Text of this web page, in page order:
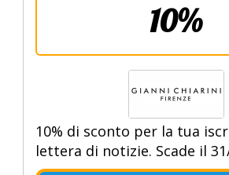
10%
10% di sconto per la tua
lettera di notizie. Scade il